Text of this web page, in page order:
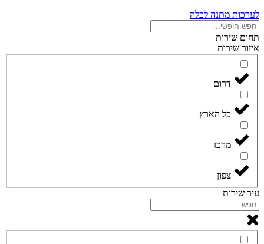
לערכות מתנה לכלה
תחום שירות
איזור שירות
דרום
כל הארץ
מרכז
צפון
עיר שירות